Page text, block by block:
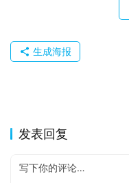
生成海报
发表回复